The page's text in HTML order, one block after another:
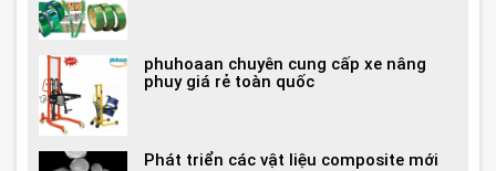
phuhoaan chuyên cung cấp xe nâng
phuy giá rẻ toàn quốc
Phát triển các vật liệu composite mới